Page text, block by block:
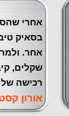
בסאיק
שקלים,
רכישה
אורון